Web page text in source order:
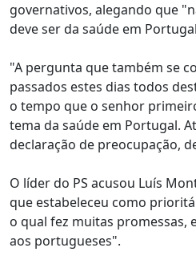
governativos, alegando que
deve ser da saúde em
"A pergunta que também se
passados estes dias todos
o tempo que o senhor
tema da saúde em Portugal.
declaração de preocupação,
O líder do PS acusou Luís
que estabeleceu como
o qual fez muitas promessas,
aos portugueses".